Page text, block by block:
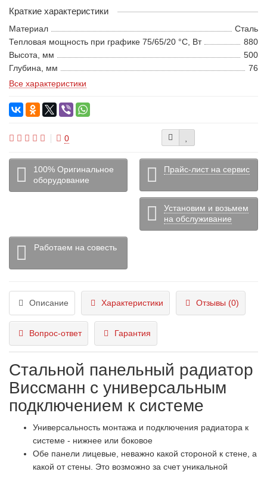
Краткие характеристики
Материал
Сталь
Тепловая мощность при графике 75/65/20 °С, Вт
880
Высота, мм
500
Глубина, мм
76
Все характеристики
0
100% Оригинальное
оборудование
Прайс-лист на сервис
Установим и возьмем
на обслуживание
Работаем на совесть
Описание Характеристики Отзывы (0)
Вопрос-ответ Гарантия
Стальной панельный радиатор
Виссманн с универсальным
подключением к системе
Универсальность монтажа и подключения радиатора к
системе - нижнее или боковое
Обе панели лицевые, неважно какой стороной к стене, а
какой от стены. Это возможно за счет уникальной